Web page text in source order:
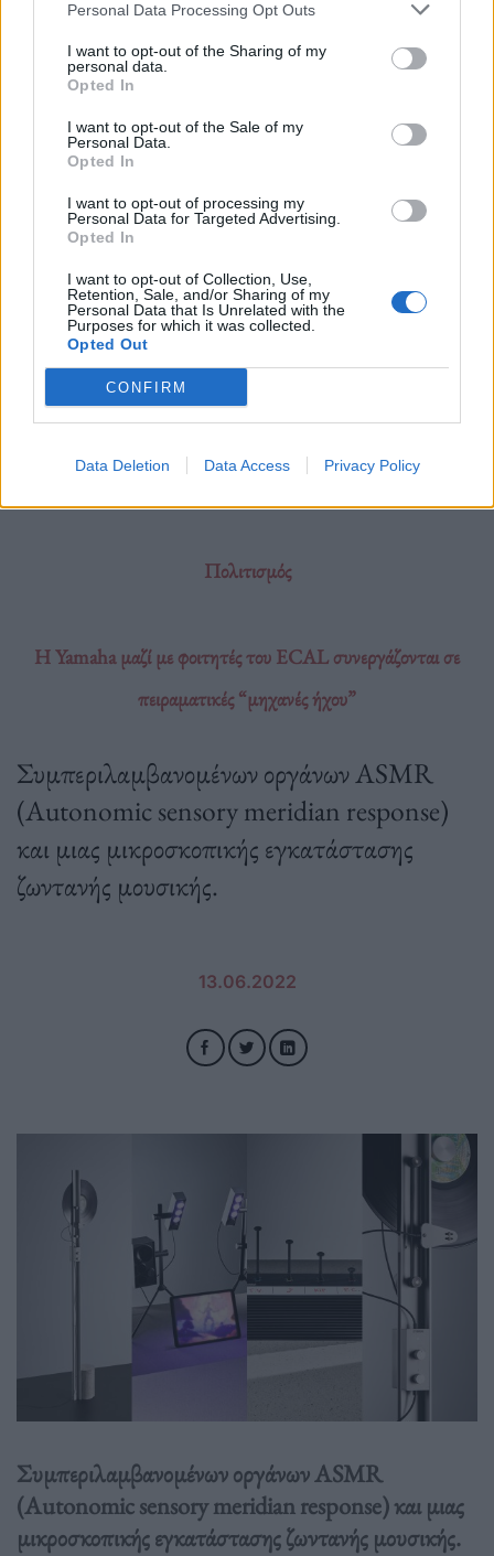
Personal Data Processing Opt Outs
I want to opt-out of the Sharing of my
personal data.
Opted In
I want to opt-out of the Sale of my
Personal Data.
Opted In
I want to opt-out of processing my
Personal Data for Targeted Advertising.
Opted In
I want to opt-out of Collection, Use,
Retention, Sale, and/or Sharing of my
Personal Data that Is Unrelated with the
Purposes for which it was collected.
Opted Out
CONFIRM
Data Deletion Data Access Privacy Policy
Φωτ.: blocks/ Unsplash
Οι πωλήσεις βινυλίων αυξάνονται συνεχώς τα
τελευταία 15 χρόνια, φθάνοντας φέτος επίπεδα
ρεκόρ.
Διαβάστε περισσότερα→
Πολιτισμός
Η Yamaha μαζί με φοιτητές του ECAL συνεργάζονται σε
πειραματικές “μηχανές ήχου”
Συμπεριλαμβανομένων οργάνων ASMR
(Autonomic sensory meridian response)
και μιας μικροσκοπικής εγκατάστασης
ζωντανής μουσικής.
13.06.2022
Συμπεριλαμβανομένων οργάνων ASMR
(Autonomic sensory meridian response) και μιας
μικροσκοπικής εγκατάστασης ζωντανής μουσικής.